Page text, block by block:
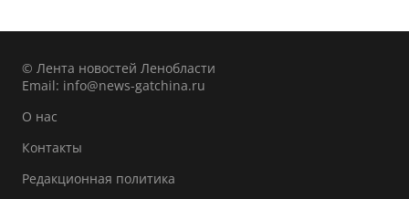
© Лента новостей Ленобласти
Email: info@news-gatchina.ru
О нас
Контакты
Редакционная политика